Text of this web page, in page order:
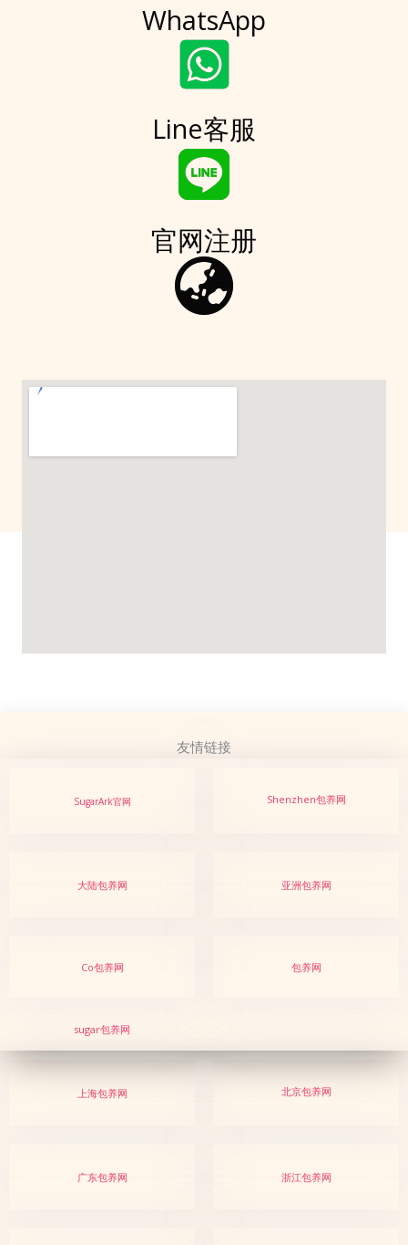
WhatsApp
Line客服
官网注册
友情链接
SugarArk官网 Shenzhen包养网
大陆包养网 亚洲包养网
Co包养网 包养网
sugar包养网
上海包养网 北京包养网
广东包养网 浙江包养网